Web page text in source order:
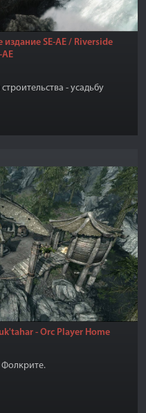
издание SE-АЕ / Riverside
- усадьбу
- Orc Player Home